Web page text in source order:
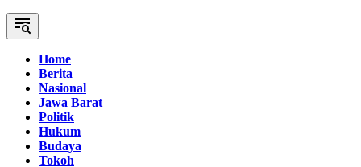
Home
Berita
Nasional
Jawa Barat
Politik
Hukum
Budaya
Tokoh